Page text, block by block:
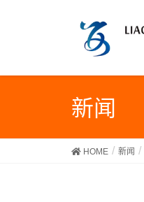
新闻
HOME 新闻